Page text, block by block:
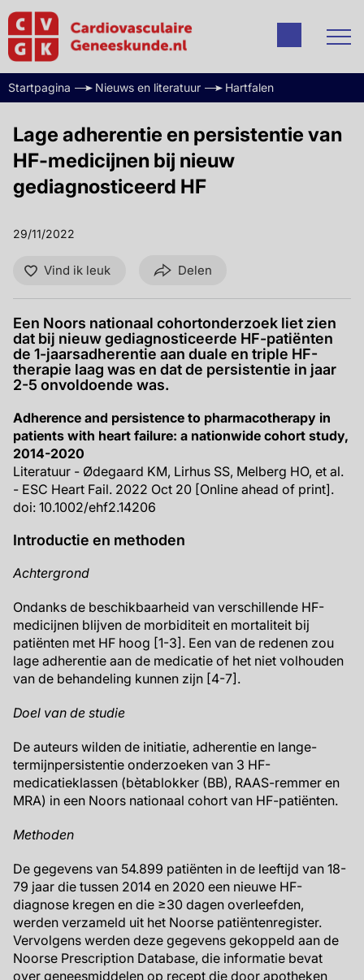
Startpagina Nieuws en literatuur Hartfalen
Lage adherentie en persistentie van
HF-medicijnen bij nieuw
gediagnosticeerd HF
29/11/2022
Vind ik leuk Delen
Een Noors nationaal cohortonderzoek liet zien
dat bij nieuw gediagnosticeerde HF-patiënten
de 1-jaarsadherentie aan duale en triple HF-
therapie laag was en dat de persistentie in jaar
2-5 onvoldoende was.
Adherence and persistence to pharmacotherapy in
patients with heart failure: a nationwide cohort study,
2014-2020
Literatuur - Ødegaard KM, Lirhus SS, Melberg HO, et al.
- ESC Heart Fail. 2022 Oct 20 [Online ahead of print].
doi: 10.1002/ehf2.14206
Introductie en methoden
Achtergrond
Ondanks de beschikbaarheid van verschillende HF-
medicijnen blijven de morbiditeit en mortaliteit bij
patiënten met HF hoog [1-3]. Een van de redenen zou
lage adherentie aan de medicatie of het niet volhouden
van de behandeling kunnen zijn [4-7].
Doel van de studie
De auteurs wilden de initiatie, adherentie en lange-
termijnpersistentie onderzoeken van 3 HF-
medicatieklassen (bètablokker (BB), RAAS-remmer en
MRA) in een Noors nationaal cohort van HF-patiënten.
Methoden
De gegevens van 54.899 patiënten in de leeftijd van 18-
79 jaar die tussen 2014 en 2020 een nieuwe HF-
diagnose kregen en die ≥30 dagen overleefden,
werden verzameld uit het Noorse patiëntenregister.
Vervolgens werden deze gegevens gekoppeld aan de
Noorse Prescription Database, die informatie bevat
over geneesmiddelen op recept die door apotheken